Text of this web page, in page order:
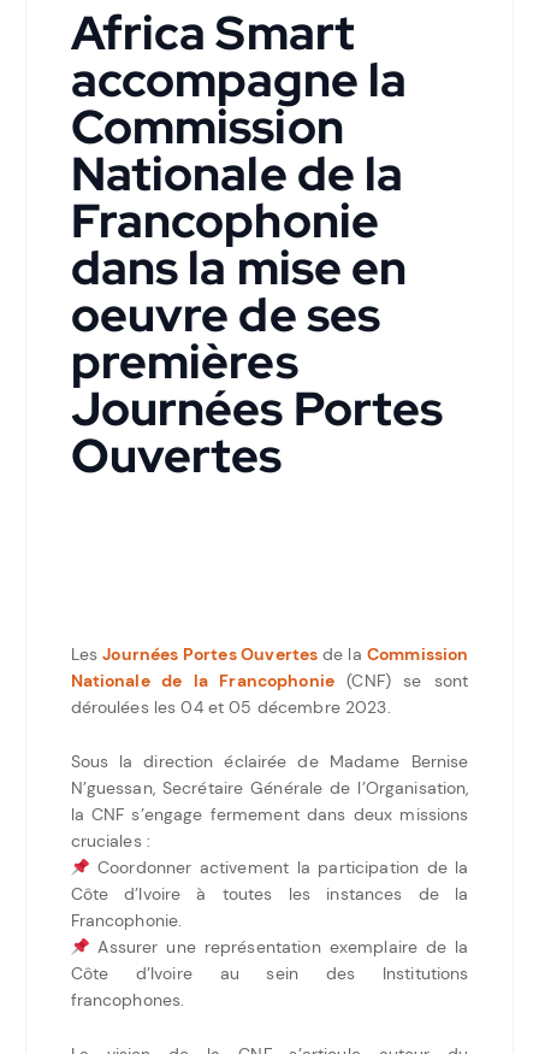
Africa Smart
accompagne la
Commission
Nationale de la
Francophonie
dans la mise en
oeuvre de ses
premières
Journées Portes
Ouvertes
LesJournées Portes Ouvertes de laCommission
Nationale de la Francophonie(CNF) se sont
déroulées les 04 et 05 décembre 2023.
Sous la direction éclairée de Madame Bernise
N’guessan, Secrétaire Générale de l’Organisation,
la CNF s’engage fermement dans deux missions
cruciales :
Coordonner activement la participation de la
Côte d’Ivoire à toutes les instances de la
Francophonie.
Assurer une représentation exemplaire de la
Côte d’Ivoire au sein des Institutions
francophones.